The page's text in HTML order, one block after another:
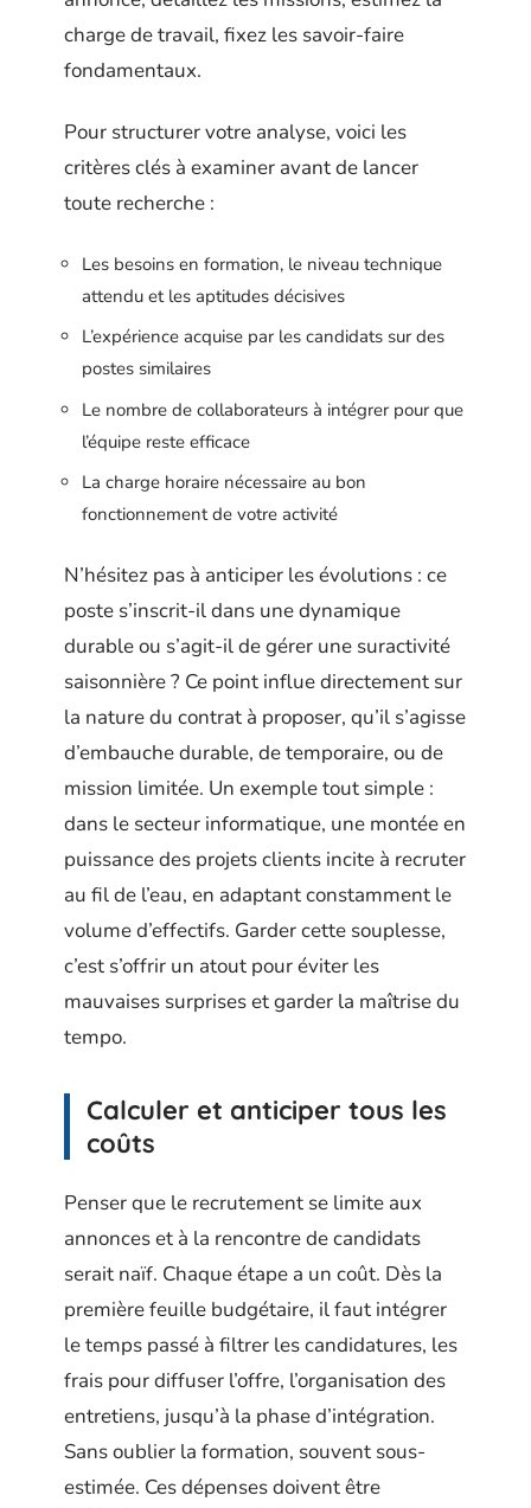
charge de travail, fixez les savoir-faire
fondamentaux.
Pour structurer votre analyse, voici les
critères clés à examiner avant de lancer
toute recherche :
Les besoins en formation, le niveau technique
attendu et les aptitudes décisives
L’expérience acquise par les candidats sur des
postes similaires
Le nombre de collaborateurs à intégrer pour que
l’équipe reste efficace
La charge horaire nécessaire au bon
fonctionnement de votre activité
N’hésitez pas à anticiper les évolutions : ce
poste s’inscrit-il dans une dynamique
durable ou s’agit-il de gérer une suractivité
saisonnière ? Ce point influe directement sur
la nature du contrat à proposer, qu’il s’agisse
d’embauche durable, de temporaire, ou de
mission limitée. Un exemple tout simple :
dans le secteur informatique, une montée en
puissance des projets clients incite à recruter
au fil de l’eau, en adaptant constamment le
volume d’effectifs. Garder cette souplesse,
c’est s’offrir un atout pour éviter les
mauvaises surprises et garder la maîtrise du
tempo.
Calculer et anticiper tous les
coûts
Penser que le recrutement se limite aux
annonces et à la rencontre de candidats
serait naïf. Chaque étape a un coût. Dès la
première feuille budgétaire, il faut intégrer
le temps passé à filtrer les candidatures, les
frais pour diffuser l’offre, l’organisation des
entretiens, jusqu’à la phase d’intégration.
Sans oublier la formation, souvent sous-
estimée. Ces dépenses doivent être